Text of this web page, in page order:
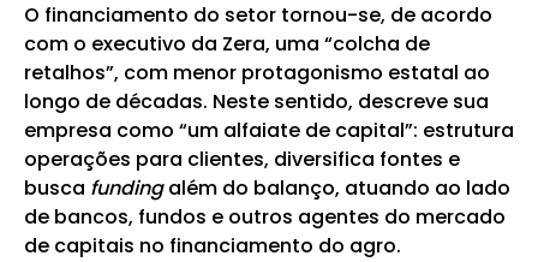
O financiamento do setor tornou-se, de acordo
com o executivo da Zera, uma “colcha de
retalhos”, com menor protagonismo estatal ao
longo de décadas. Neste sentido, descreve sua
empresa como “um alfaiate de capital”: estrutura
operações para clientes, diversifica fontes e
busca fundingalém do balanço, atuando ao lado
de bancos, fundos e outros agentes do mercado
de capitais no financiamento do agro.